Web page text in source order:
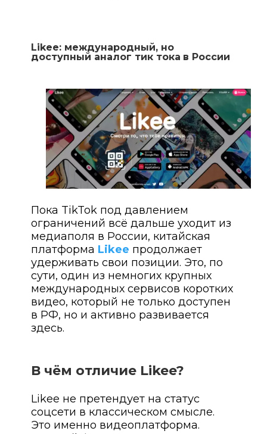
Likee: международный, но
доступный аналог тик тока в России
Пока TikTok под давлением
ограничений всё дальше уходит из
медиаполя в России, китайская
платформа Likee продолжает
удерживать свои позиции. Это, по
сути, один из немногих крупных
международных сервисов коротких
видео, который не только доступен
в РФ, но и активно развивается
здесь.
В чём отличие Likee?
Likee не претендует на статус
соцсети в классическом смысле.
Это именно видеоплатформа.